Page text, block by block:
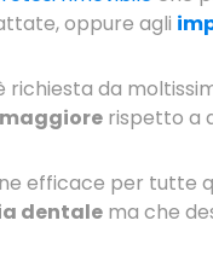
oppure agli
richiesta da
rispetto a
efficace per tutte
dentalema che